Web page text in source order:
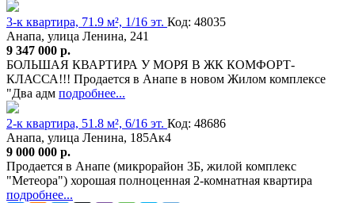
3-к квартира, 71.9 м², 1/16 эт. Код: 48035
Анапа, улица Ленина, 241
9 347 000 р.
БОЛЬШАЯ КВАРТИРА У МОРЯ В ЖК КОМФОРТ-
КЛАССА!!! Продается в Анапе в новом Жилом комплексе
"Два адм подробнее...
2-к квартира, 51.8 м², 6/16 эт. Код: 48686
Анапа, улица Ленина, 185Ак4
9 000 000 р.
Продается в Анапе (микрорайон 3Б, жилой комплекс
"Метеора") хорошая полноценная 2-комнатная квартира
подробнее...